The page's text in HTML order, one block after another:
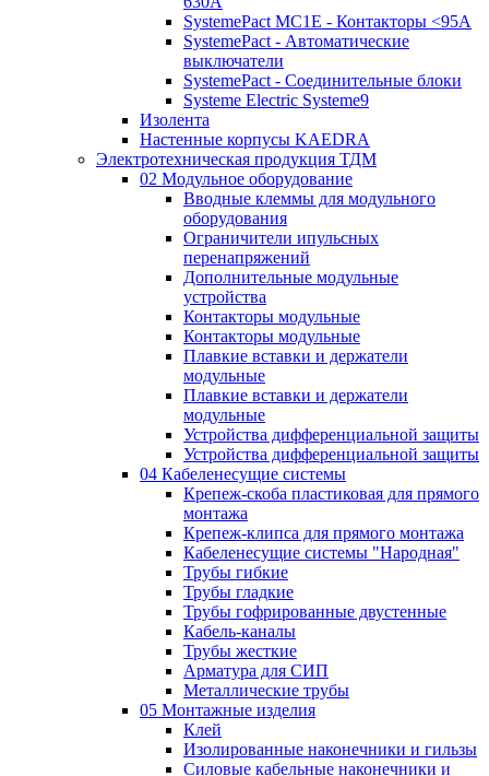
SystemePact MC1E - Контакторы <95A
SystemePact - Автоматические
выключатели
SystemePact - Соединительные блоки
Systeme Electric Systeme9
Изолента
Настенные корпусы KAEDRA
Электротехническая продукция ТДМ
02 Модульное оборудование
Вводные клеммы для модульного
оборудования
Ограничители ипульсных
перенапряжений
Дополнительные модульные
устройства
Контакторы модульные
Контакторы модульные
Плавкие вставки и держатели
модульные
Плавкие вставки и держатели
модульные
Устройства дифференциальной защиты
Устройства дифференциальной защиты
04 Кабеленесущие системы
Крепеж-скоба пластиковая для прямого
монтажа
Крепеж-клипса для прямого монтажа
Кабеленесущие системы "Народная"
Трубы гибкие
Трубы гладкие
Трубы гофрированные двустенные
Кабель-каналы
Трубы жесткие
Арматура для СИП
Металлические трубы
05 Монтажные изделия
Клей
Изолированные наконечники и гильзы
Силовые кабельные наконечники и